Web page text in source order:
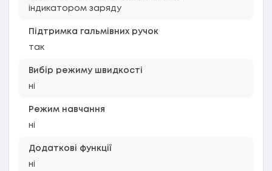
індикатором заряду
Підтримка гальмівних ручок
так
Вибір режиму швидкості
ні
Режим навчання
ні
Додаткові функції
ні